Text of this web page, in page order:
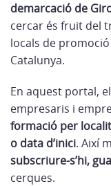
demarcació de
cercar és fruit del
locals de promoció
Catalunya.
En aquest portal,
empresaris i
formació per
o data d’inici. Així
subscriure-s’hi,
cerques.